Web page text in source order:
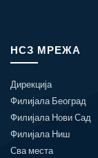
НСЗ МРЕЖА
Дирекција
Филијала Београд
Филијала Нови Сад
Филијала Ниш
Сва места